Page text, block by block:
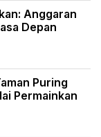
Anggaran
Depan
Puring
Permainkan